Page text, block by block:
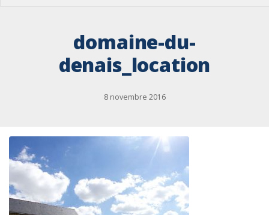
domaine-du-
denais_location
8 novembre 2016